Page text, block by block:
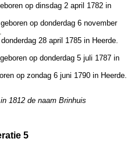
op dinsdag 2 april 1782 in
op donderdag 6 november
28 april 1785 in Heerde.
op donderdag 5 juli 1787 in
op zondag 6 juni 1790 in Heerde.
1812 de naam Brinhuis
5